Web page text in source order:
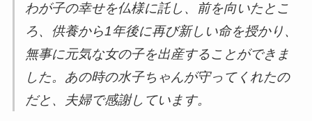
わが子の幸せを仏様に託し、前を向いたとこ
ろ、供養から1年後に再び新しい命を授かり、
無事に元気な女の子を出産することができま
した。あの時の水子ちゃんが守ってくれたの
だと、夫婦で感謝しています。